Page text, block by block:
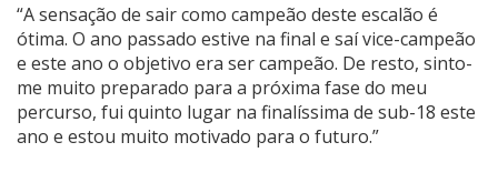
“A sensação de sair como campeão deste escalão é
ótima. O ano passado estive na final e saí vice-campeão
e este ano o objetivo era ser campeão. De resto, sinto-
me muito preparado para a próxima fase do meu
percurso, fui quinto lugar na finalíssima de sub-18 este
ano e estou muito motivado para o futuro.”